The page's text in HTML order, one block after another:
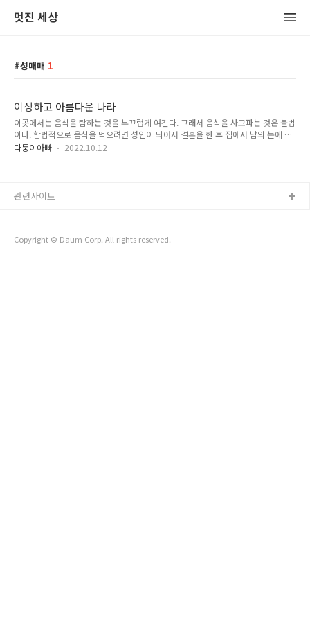
멋진 세상
성매매 1
이상하고 아름다운 나라
이곳에서는 음식을 탐하는 것을 부끄럽게 여긴다. 그래서 음식을 사고파는 것은 불법
이다. 합법적으로 음식을 먹으려면 성인이 되어서 결혼을 한 후 집에서 남의 눈에 띄
지 않게 해 먹어야 한다. 불법으로 음식을 사고팔기는 하지만 밖에서 음식을 사 먹는
나라이다. ---------- 아침에 아내가 신문을 보다가 '코로나 19 완화로 군인들의 성매
다둥이아빠 2022.10.12
Copyright © Daum Corp. All rights reserved.
관련사이트